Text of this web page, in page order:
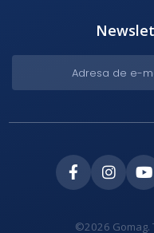
©2026 Gomag.